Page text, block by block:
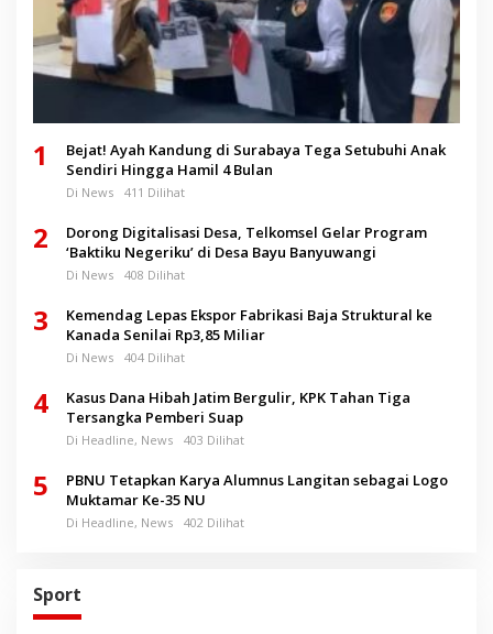
1
Bejat! Ayah Kandung di Surabaya Tega Setubuhi Anak
Sendiri Hingga Hamil 4 Bulan
Di News 411 Dilihat
2
Dorong Digitalisasi Desa, Telkomsel Gelar Program
‘Baktiku Negeriku’ di Desa Bayu Banyuwangi
Di News 408 Dilihat
3
Kemendag Lepas Ekspor Fabrikasi Baja Struktural ke
Kanada Senilai Rp3,85 Miliar
Di News 404 Dilihat
4
Kasus Dana Hibah Jatim Bergulir, KPK Tahan Tiga
Tersangka Pemberi Suap
Di Headline, News 403 Dilihat
5
PBNU Tetapkan Karya Alumnus Langitan sebagai Logo
Muktamar Ke-35 NU
Di Headline, News 402 Dilihat
Sport